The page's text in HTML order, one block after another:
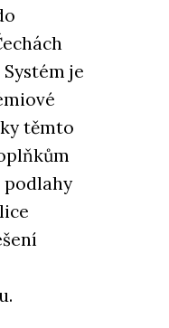
je
těmto
podlahy